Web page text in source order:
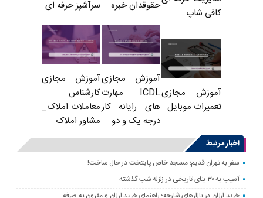
کافی شاپ
حقوقدان خبره سرآشپز حرفه ای
آموزش مجازی
تعمیرات موبایل
آموزش مجازی
ICDL مهارت
های رایانه کار
درجه یک و دو
آموزش مجازی
کارشناس
معاملات املاک_
مشاور املاک
اخبار مرتبط
سفر به تهران قدیم؛ مسجد خاص پایتخت در حال ساخت!
آسیب به ۳۰ بنای تاریخی در زلزله شب گذشته
خرید ارزان در بازارهای شارجه؛ راهنمای خرید ارزان و مقرون به صرفه